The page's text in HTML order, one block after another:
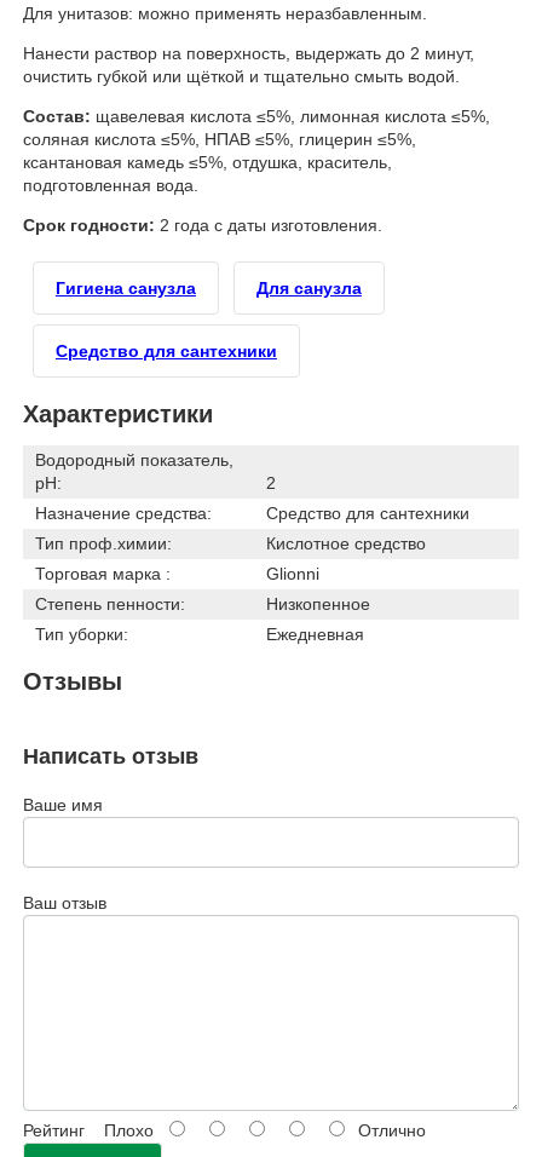
Для унитазов: можно применять неразбавленным.
Нанести раствор на поверхность, выдержать до 2 минут,
очистить губкой или щёткой и тщательно смыть водой.
Состав: щавелевая кислота ≤5%, лимонная кислота ≤5%,
соляная кислота ≤5%, НПАВ ≤5%, глицерин ≤5%,
ксантановая камедь ≤5%, отдушка, краситель,
подготовленная вода.
Срок годности: 2 года с даты изготовления.
Гигиена санузла Для санузла
Средство для сантехники
Характеристики
Водородный показатель,
pH:
2
Назначение средства:
Средство для сантехники
Тип проф.химии:
Кислотное средство
Торговая марка :
Glionni
Степень пенности:
Низкопенное
Тип уборки:
Ежедневная
Отзывы
Написать отзыв
Ваше имя
Ваш отзыв
РейтингПлохо
Отлично